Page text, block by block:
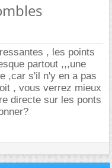
, les points
partout ,,,une
,car s'il n'y en a pas
, vous verrez mieux
directe sur les ponts